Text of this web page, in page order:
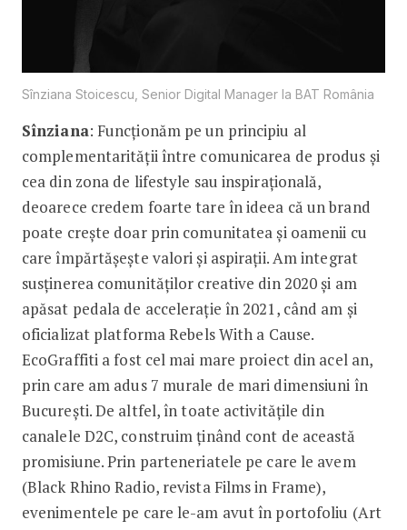
Sînziana Stoicescu, Senior Digital Manager la BAT România
Sînziana: Funcționăm pe un principiu al
complementarității între comunicarea de produs și
cea din zona de lifestyle sau inspirațională,
deoarece credem foarte tare în ideea că un brand
poate crește doar prin comunitatea și oamenii cu
care împărtășește valori și aspirații. Am integrat
susținerea comunităților creative din 2020 și am
apăsat pedala de accelerație în 2021, când am și
oficializat platforma Rebels With a Cause.
EcoGraffiti a fost cel mai mare proiect din acel an,
prin care am adus 7 murale de mari dimensiuni în
București. De altfel, în toate activitățile din
canalele D2C, construim ținând cont de această
promisiune. Prin parteneriatele pe care le avem
(Black Rhino Radio, revista Films in Frame),
evenimentele pe care le-am avut în portofoliu (Art